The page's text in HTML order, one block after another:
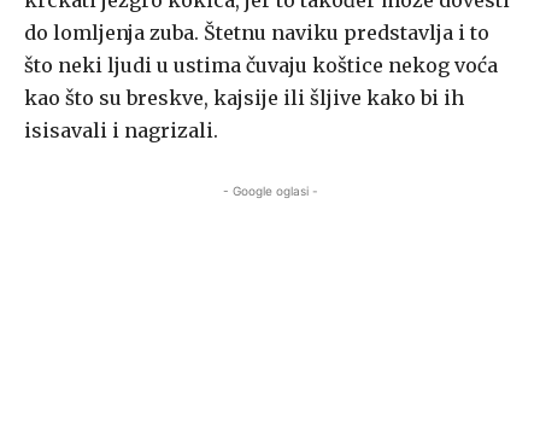
do lomljenja zuba. Štetnu naviku predstavlja i to
što neki ljudi u ustima čuvaju koštice nekog voća
kao što su breskve, kajsije ili šljive kako bi ih
isisavali i nagrizali.
- Google oglasi -